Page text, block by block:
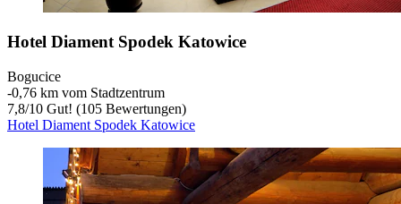
Hotel Diament Spodek Katowice
Bogucice
‐0,76 km vom Stadtzentrum
7,8/10 Gut! (105 Bewertungen)
Hotel Diament Spodek Katowice